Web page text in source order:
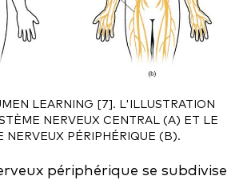
LEARNING [7]. L'ILLUSTRATION
NERVEUX CENTRAL (A) ET LE
NERVEUX PÉRIPHÉRIQUE (B).
périphérique se subdivise